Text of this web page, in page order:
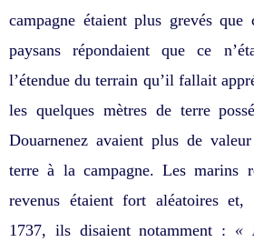
campagne étaient plus grevés
paysans répondaient que ce
l’étendue du terrain qu’il fallait
les quelques mètres de terre
Douarnenez avaient plus de
terre à la campagne. Les marins
revenus étaient fort aléatoires
1737, ils disaient notamment : «